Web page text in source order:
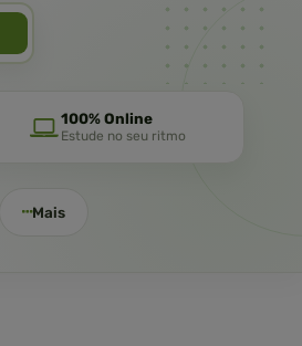
100% Online
Estude no seu ritmo
Mais